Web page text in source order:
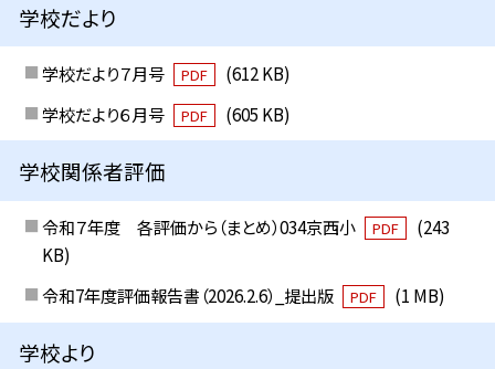
学校だより
学校だより７月号 PDF
(612 KB)
学校だより６月号
PDF (605 KB)
学校関係者評価
令和７年度 各評価から（まとめ）034京西小 PDF
(243
KB)
令和7年度評価報告書（2026.2.6）_提出版
PDF (1 MB)
学校より